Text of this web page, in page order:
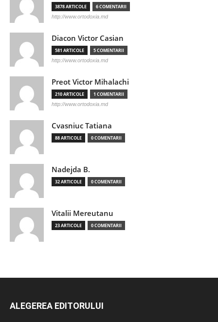
3878 ARTICOLE 6 COMENTARII
http://www.ortodoxia.md
Diacon Victor Casian
581 ARTICOLE 5 COMENTARII
http://www.ortodoxia.md
Preot Victor Mihalachi
210 ARTICOLE 1 COMENTARII
http://www.ortodoxia.md
Cvasniuc Tatiana
88 ARTICOLE 0 COMENTARII
Nadejda B.
32 ARTICOLE 0 COMENTARII
Vitalii Mereutanu
23 ARTICOLE 0 COMENTARII
ALEGEREA EDITORULUI